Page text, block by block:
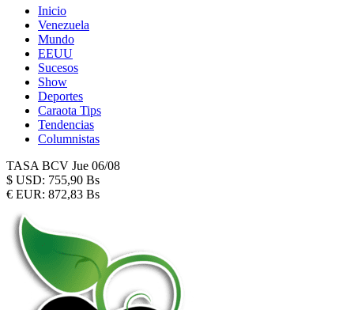
Inicio
Venezuela
Mundo
EEUU
Sucesos
Show
Deportes
Caraota Tips
Tendencias
Columnistas
TASA BCV Jue 06/08
$ USD: 755,90 Bs
€ EUR: 872,83 Bs